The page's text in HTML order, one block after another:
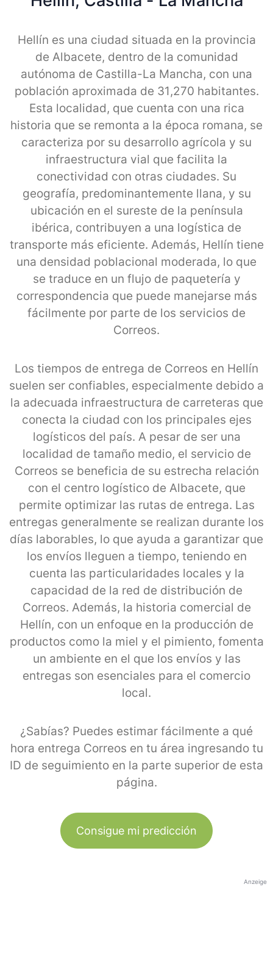
Hellín es una ciudad situada en la provincia
de Albacete, dentro de la comunidad
autónoma de Castilla-La Mancha, con una
población aproximada de 31,270 habitantes.
Esta localidad, que cuenta con una rica
historia que se remonta a la época romana, se
caracteriza por su desarrollo agrícola y su
infraestructura vial que facilita la
conectividad con otras ciudades. Su
geografía, predominantemente llana, y su
ubicación en el sureste de la península
ibérica, contribuyen a una logística de
transporte más eficiente. Además, Hellín tiene
una densidad poblacional moderada, lo que
se traduce en un flujo de paquetería y
correspondencia que puede manejarse más
fácilmente por parte de los servicios de
Correos.
Los tiempos de entrega de Correos en Hellín
suelen ser confiables, especialmente debido a
la adecuada infraestructura de carreteras que
conecta la ciudad con los principales ejes
logísticos del país. A pesar de ser una
localidad de tamaño medio, el servicio de
Correos se beneficia de su estrecha relación
con el centro logístico de Albacete, que
permite optimizar las rutas de entrega. Las
entregas generalmente se realizan durante los
días laborables, lo que ayuda a garantizar que
los envíos lleguen a tiempo, teniendo en
cuenta las particularidades locales y la
capacidad de la red de distribución de
Correos. Además, la historia comercial de
Hellín, con un enfoque en la producción de
productos como la miel y el pimiento, fomenta
un ambiente en el que los envíos y las
entregas son esenciales para el comercio
local.
¿Sabías? Puedes estimar fácilmente a qué
hora entrega Correos en tu área ingresando tu
ID de seguimiento en la parte superior de esta
página.
Consigue mi predicción
Anzeige